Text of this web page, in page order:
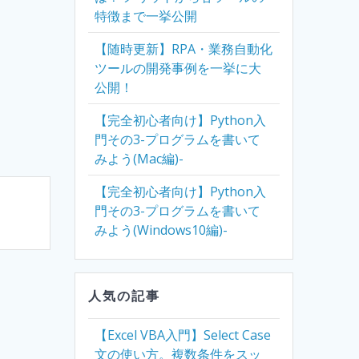
特徴まで一挙公開
【随時更新】RPA・業務自動化
ツールの開発事例を一挙に大
公開！
【完全初心者向け】Python入
門その3-プログラムを書いて
みよう(Mac編)-
【完全初心者向け】Python入
門その3-プログラムを書いて
みよう(Windows10編)-
人気の記事
【Excel VBA入門】Select Case
文の使い方。複数条件をスッ